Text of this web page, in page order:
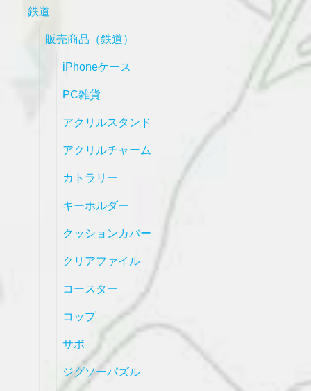
鉄道
販売商品（鉄道）
iPhoneケース
PC雑貨
アクリルスタンド
アクリルチャーム
カトラリー
キーホルダー
クッションカバー
クリアファイル
コースター
コップ
サボ
ジグソーパズル